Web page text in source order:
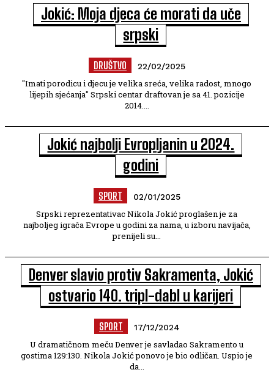
Jokić: Moja djeca će morati da uče
srpski
DRUŠTVO 22/02/2025
"Imati porodicu i djecu je velika sreća, velika radost, mnogo
lijepih sjećanja" Srpski centar draftovan je sa 41. pozicije
2014....
Jokić najbolji Evropljanin u 2024.
godini
SPORT 02/01/2025
Srpski reprezentativac Nikola Jokić proglašen je za
najboljeg igrača Evrope u godini za nama, u izboru navijača,
prenijeli su...
Denver slavio protiv Sakramenta, Jokić
ostvario 140. tripl-dabl u karijeri
SPORT 17/12/2024
U dramatičnom meču Denver je savladao Sakramento u
gostima 129:130. Nikola Jokić ponovo je bio odličan. Uspio je
da...